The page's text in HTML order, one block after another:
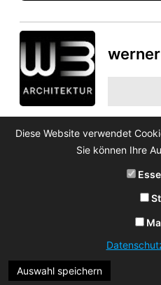
werner
Diese Website verwendet
Sie können Ihre
Auswahl speichern